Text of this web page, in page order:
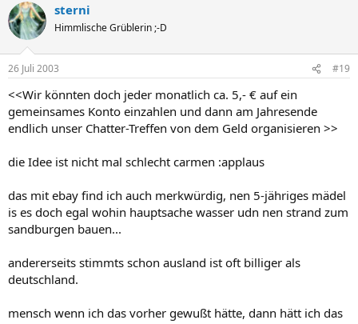
sterni
Himmlische Grüblerin ;-D
26 Juli 2003 #19
<<Wir könnten doch jeder monatlich ca. 5,- € auf ein
gemeinsames Konto einzahlen und dann am Jahresende
endlich unser Chatter-Treffen von dem Geld organisieren >>
die Idee ist nicht mal schlecht carmen :applaus
das mit ebay find ich auch merkwürdig, nen 5-jähriges mädel
is es doch egal wohin hauptsache wasser udn nen strand zum
sandburgen bauen...
andererseits stimmts schon ausland ist oft billiger als
deutschland.
mensch wenn ich das vorher gewußt hätte, dann hätt ich das